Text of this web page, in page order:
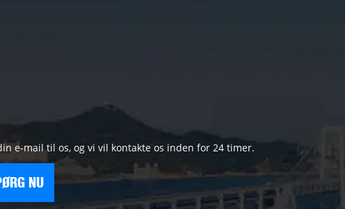
e-mail til os, og vi vil kontakte os inden for 24 timer.
NU